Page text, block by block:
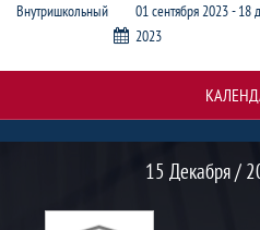
Внутришкольный
01 сентября 2023 - 18
2023
Протокол и
Матч
15 Декабря /